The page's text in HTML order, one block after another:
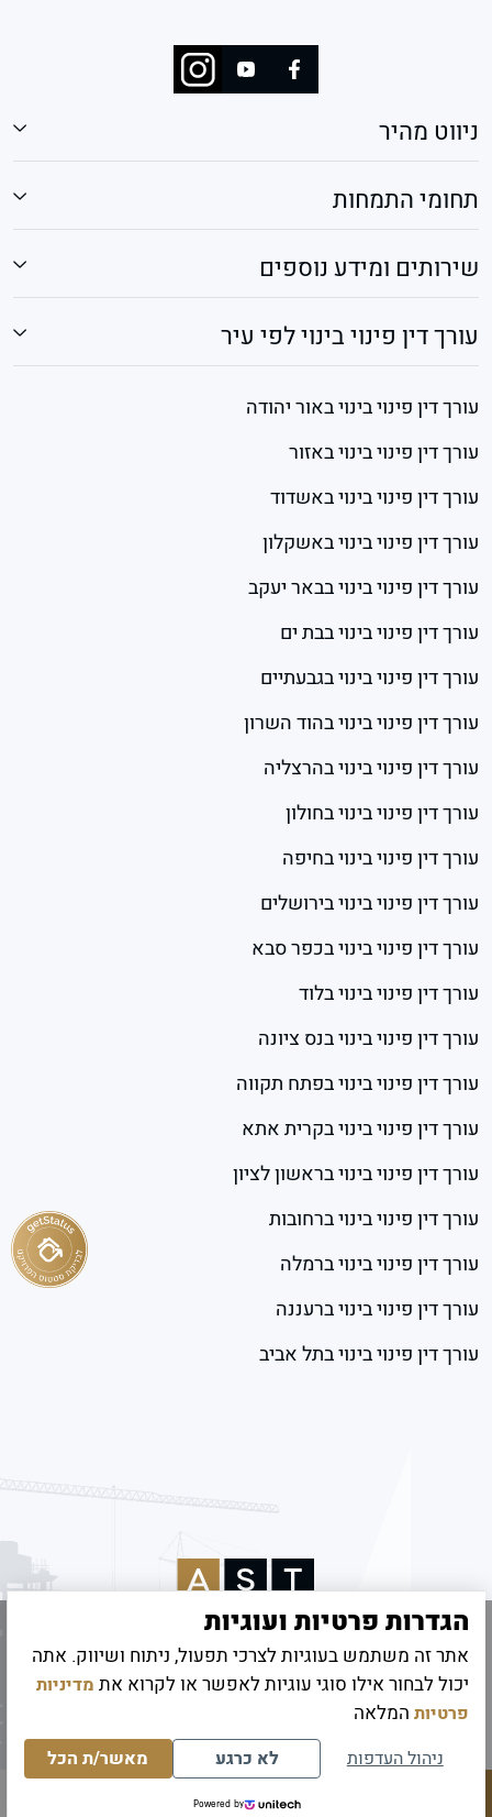
ניווט מהיר
תחומי התמחות
שירותים ומידע נוספים
עורך דין פינוי בינוי לפי עיר
עורך דין פינוי בינוי באור יהודה
עורך דין פינוי בינוי באזור
עורך דין פינוי בינוי באשדוד
עורך דין פינוי בינוי באשקלון
עורך דין פינוי בינוי בבאר יעקב
עורך דין פינוי בינוי בבת ים
עורך דין פינוי בינוי בגבעתיים
עורך דין פינוי בינוי בהוד השרון
עורך דין פינוי בינוי בהרצליה
עורך דין פינוי בינוי בחולון
עורך דין פינוי בינוי בחיפה
עורך דין פינוי בינוי בירושלים
עורך דין פינוי בינוי בכפר סבא
עורך דין פינוי בינוי בלוד
עורך דין פינוי בינוי בנס ציונה
עורך דין פינוי בינוי בפתח תקווה
עורך דין פינוי בינוי בקרית אתא
עורך דין פינוי בינוי בראשון לציון
עורך דין פינוי בינוי ברחובות
עורך דין פינוי בינוי ברמלה
עורך דין פינוי בינוי ברעננה
עורך דין פינוי בינוי בתל אביב
© 2026 כל הזכויות שמורות לאמיר שטיינהרץ
קידום אתרים
הגדרות פרטיות ועוגיות
אתר זה משתמש בעוגיות לצרכי תפעול, ניתוח ושיווק. אתה
יכול לבחור אילו סוגי עוגיות לאפשר או לקרוא את מדיניות
פרטיות המלאה
ניהול העדפות לא כרגע מאשר/ת הכל
Powered by